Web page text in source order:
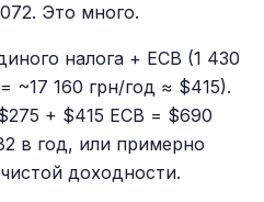
Это много.
налога + ЕСВ (1 430
~17 160 грн/год ≈ $415).
+ $415 ЕСВ = $690
в год, или примерно
доходности.